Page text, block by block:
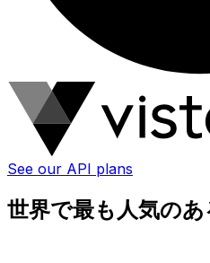
See our API plans
世界で最も人気の